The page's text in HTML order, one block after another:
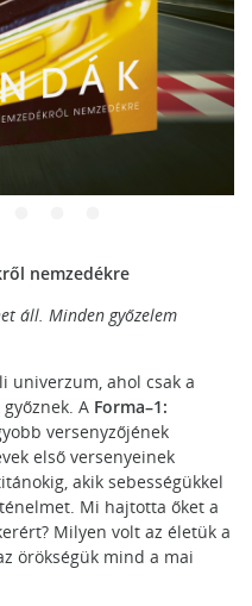
nemzedékre
áll. Minden győzelem
univerzum, ahol csak a
A Forma–1:
versenyzőjének
első versenyeinek
akik sebességükkel
Mi hajtotta őket a
Milyen volt az életük a
örökségük mind a mai